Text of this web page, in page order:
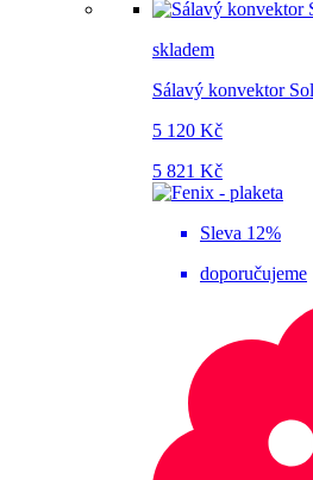
skladem
Sálavý konvektor
5 120 Kč
5 821 Kč
Sleva 12%
doporučujeme